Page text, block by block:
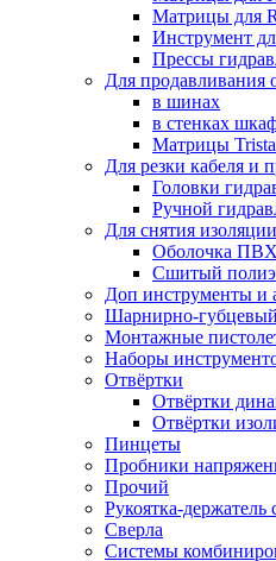
Матрицы для
Инструмент
Прессы
Для продавливания
в шинах
в стенках
Матрицы
Для резки кабеля и
Головки
Ручной
Для снятия изоляции
Оболочка ПВХ
Сшитый
Доп инструменты и
Шарнирно-губцевый
Монтажные
Наборы
Отвёртки
Отвёртки
Отвёртки
Пинцеты
Пробники
Прочий
Рукоятка-держатель
Сверла
Системы